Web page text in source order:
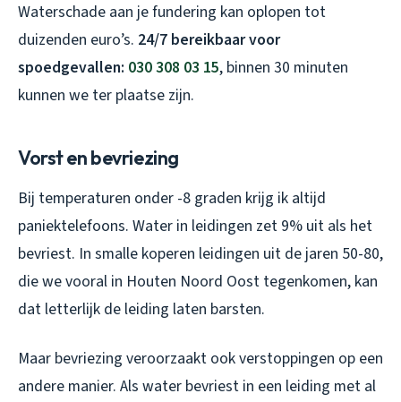
Waterschade aan je fundering kan oplopen tot
duizenden euro’s. 24/7 bereikbaar voor
spoedgevallen: 030 308 03 15, binnen 30 minuten
kunnen we ter plaatse zijn.
Vorst en bevriezing
Bij temperaturen onder -8 graden krijg ik altijd
paniektelefoons. Water in leidingen zet 9% uit als het
bevriest. In smalle koperen leidingen uit de jaren 50-80,
die we vooral in Houten Noord Oost tegenkomen, kan
dat letterlijk de leiding laten barsten.
Maar bevriezing veroorzaakt ook verstoppingen op een
andere manier. Als water bevriest in een leiding met al